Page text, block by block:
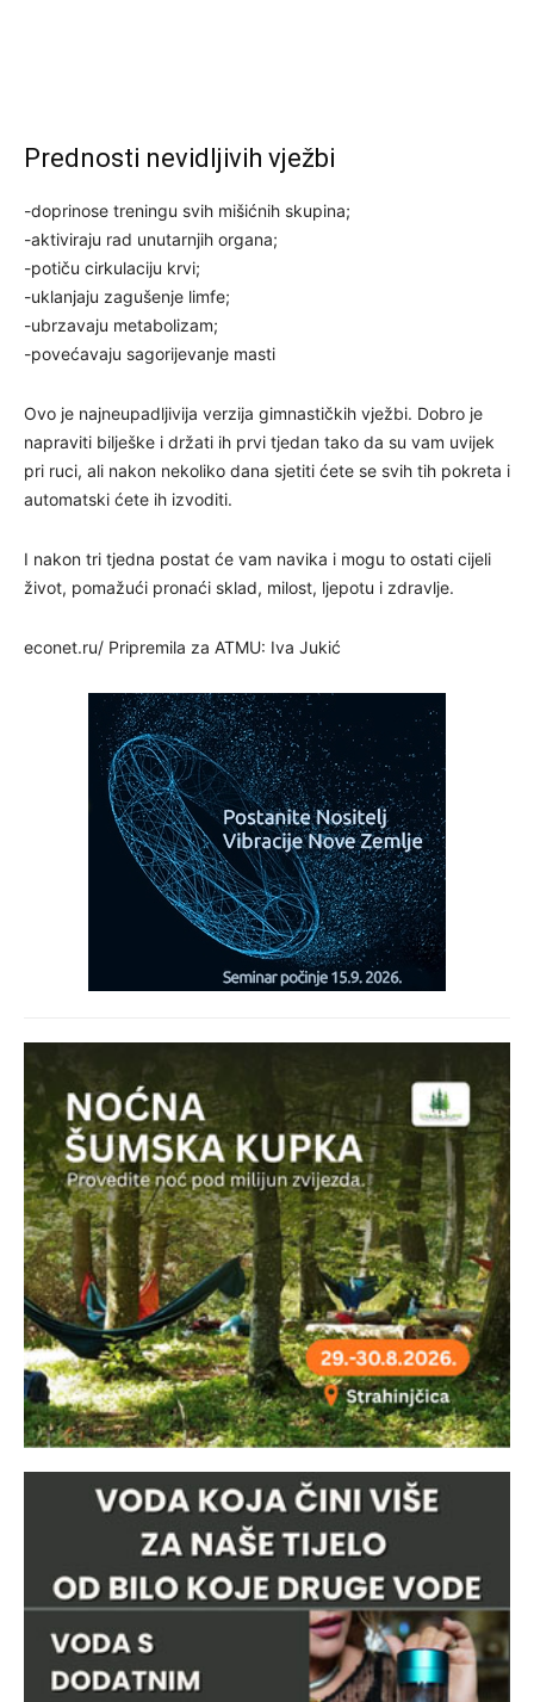
Prednosti nevidljivih vježbi
-doprinose treningu svih mišićnih skupina;
-aktiviraju rad unutarnjih organa;
-potiču cirkulaciju krvi;
-uklanjaju zagušenje limfe;
-ubrzavaju metabolizam;
-povećavaju sagorijevanje masti
Ovo je najneupadljivija verzija gimnastičkih vježbi. Dobro je
napraviti bilješke i držati ih prvi tjedan tako da su vam uvijek
pri ruci, ali nakon nekoliko dana sjetiti ćete se svih tih pokreta i
automatski ćete ih izvoditi.
I nakon tri tjedna postat će vam navika i mogu to ostati cijeli
život, pomažući pronaći sklad, milost, ljepotu i zdravlje.
econet.ru/ Pripremila za ATMU: Iva Jukić